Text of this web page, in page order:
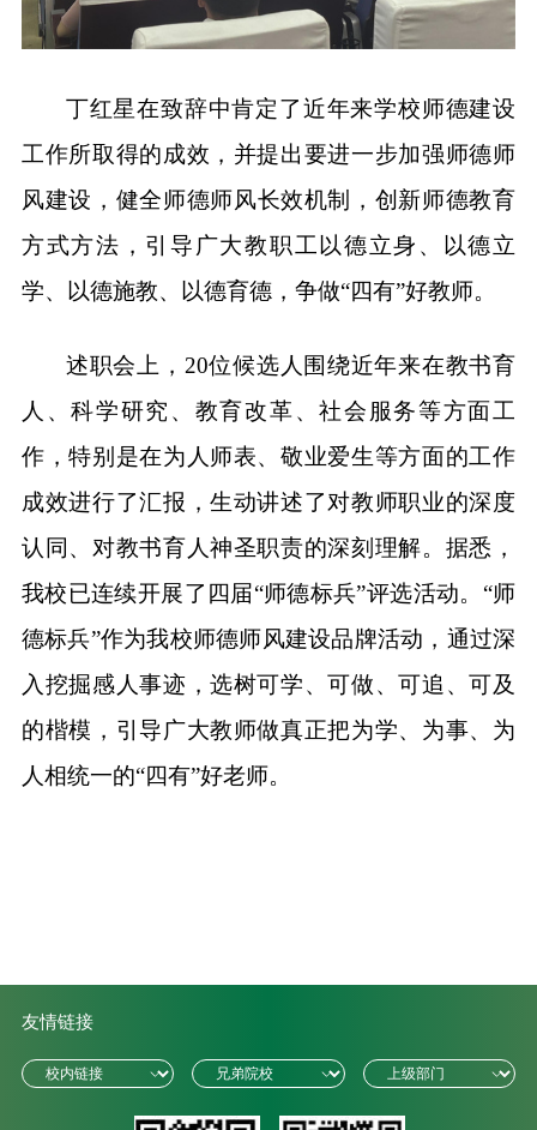
丁红星在致辞中肯定了近年来学校师德建设
工作所取得的成效，并提出要进一步加强师德师
风建设，健全师德师风长效机制
，创新师德教育
方式方法，引导广大教职工以德立身、以德立
学、以德施教、以德育德，争做“四有”好教师。
述职会上， 20位候选人围绕近年来在教书育
人、科学研究、教育改革、社会服务等方面工
作，特别是在为人师表、敬业爱生等方面的工作
成效进行了汇报，生动讲述了对教师职业的深度
认同、对教书育人神圣职责的深刻理解。据悉，
我校已连续开展了四届“师德标兵”评选活动。 “师
德标兵”作为我校师德师风建设品牌活动，通过深
入挖掘感人事迹，选树可学、可做、可追、可及
的楷模，引导广大教师做真正把为学、为事、为
人相统一的“四有”好老师。
友情链接